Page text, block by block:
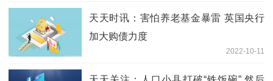
天天时讯：害怕养老基金暴雷 英国央行
加大购债力度
2022-10-11